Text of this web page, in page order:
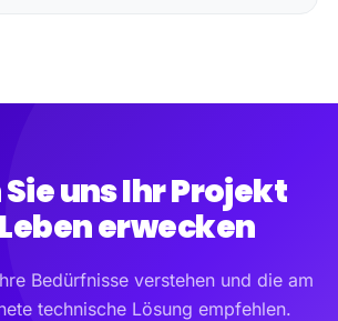
Sie uns Ihr Projekt
erwecken
Bedürfnisse verstehen und die am
technische Lösung empfehlen.